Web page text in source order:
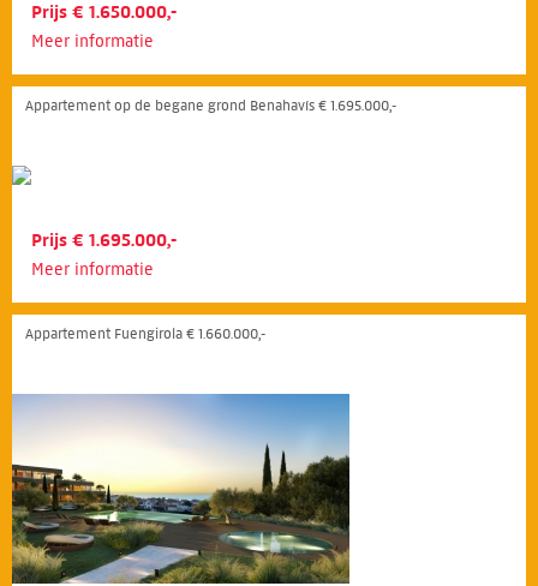
Prijs € 1.650.000,-
Meer informatie
Appartement op de begane grond Benahavís € 1.695.000,-
Prijs € 1.695.000,-
Meer informatie
Appartement Fuengirola € 1.660.000,-